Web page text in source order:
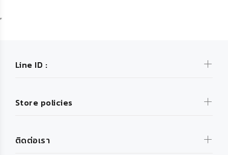
Line ID :
Store policies
ติดต่อเรา